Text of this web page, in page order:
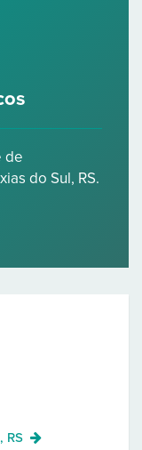
de
do Sul, RS.
RS